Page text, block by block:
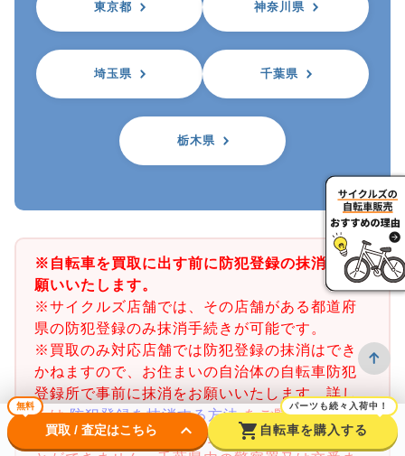
東京都 神奈川県
埼玉県 千葉県
栃木県
※自転車を買取に出す前に防犯登録の抹消をお
願いいたします。
※サイクルズ店舗では、その店舗がある都道府
県の防犯登録のみ抹消手続きが可能です。
※買取のみ対応店舗では防犯登録の抹消はでき
かねますので、お住まいの自治体の自転車防犯
登録所で事前に抹消をお願いいたします。詳し
くは防犯登録を抹消する方法をご覧ください。
※千葉県の防犯登録抹消手続きは店舗で行うこ
無料
買取 / 査定はこちら keyboard_arrow_down shopping_cart
パーツも続々入荷中！
自転車を購入する